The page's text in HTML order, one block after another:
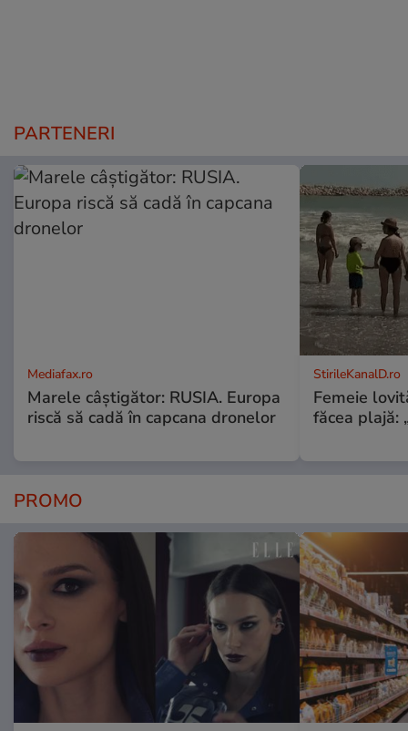
PARTENERI
Mediafax.ro
Marele câștigător: RUSIA. Europa
riscă să cadă în capcana dronelor
StirileKanalD.ro
Femeie
făcea plajă:
PROMO